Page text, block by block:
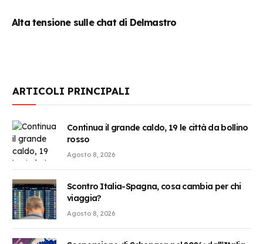
Alta tensione sulle chat di Delmastro
ARTICOLI PRINCIPALI
Continua il grande caldo, 19 le città da bollino
rosso
Agosto 8, 2026
Scontro Italia-Spagna, cosa cambia per chi
viaggia?
Agosto 8, 2026